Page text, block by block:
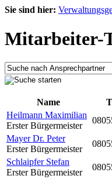
Sie sind hier:
Mitarbeiter-
Name
Heilmann Maximilian
Erster Bürgermeister
Mayer Dr. Peter
Erster Bürgermeister
Schlaipfer Stefan
Erster Bürgermeister